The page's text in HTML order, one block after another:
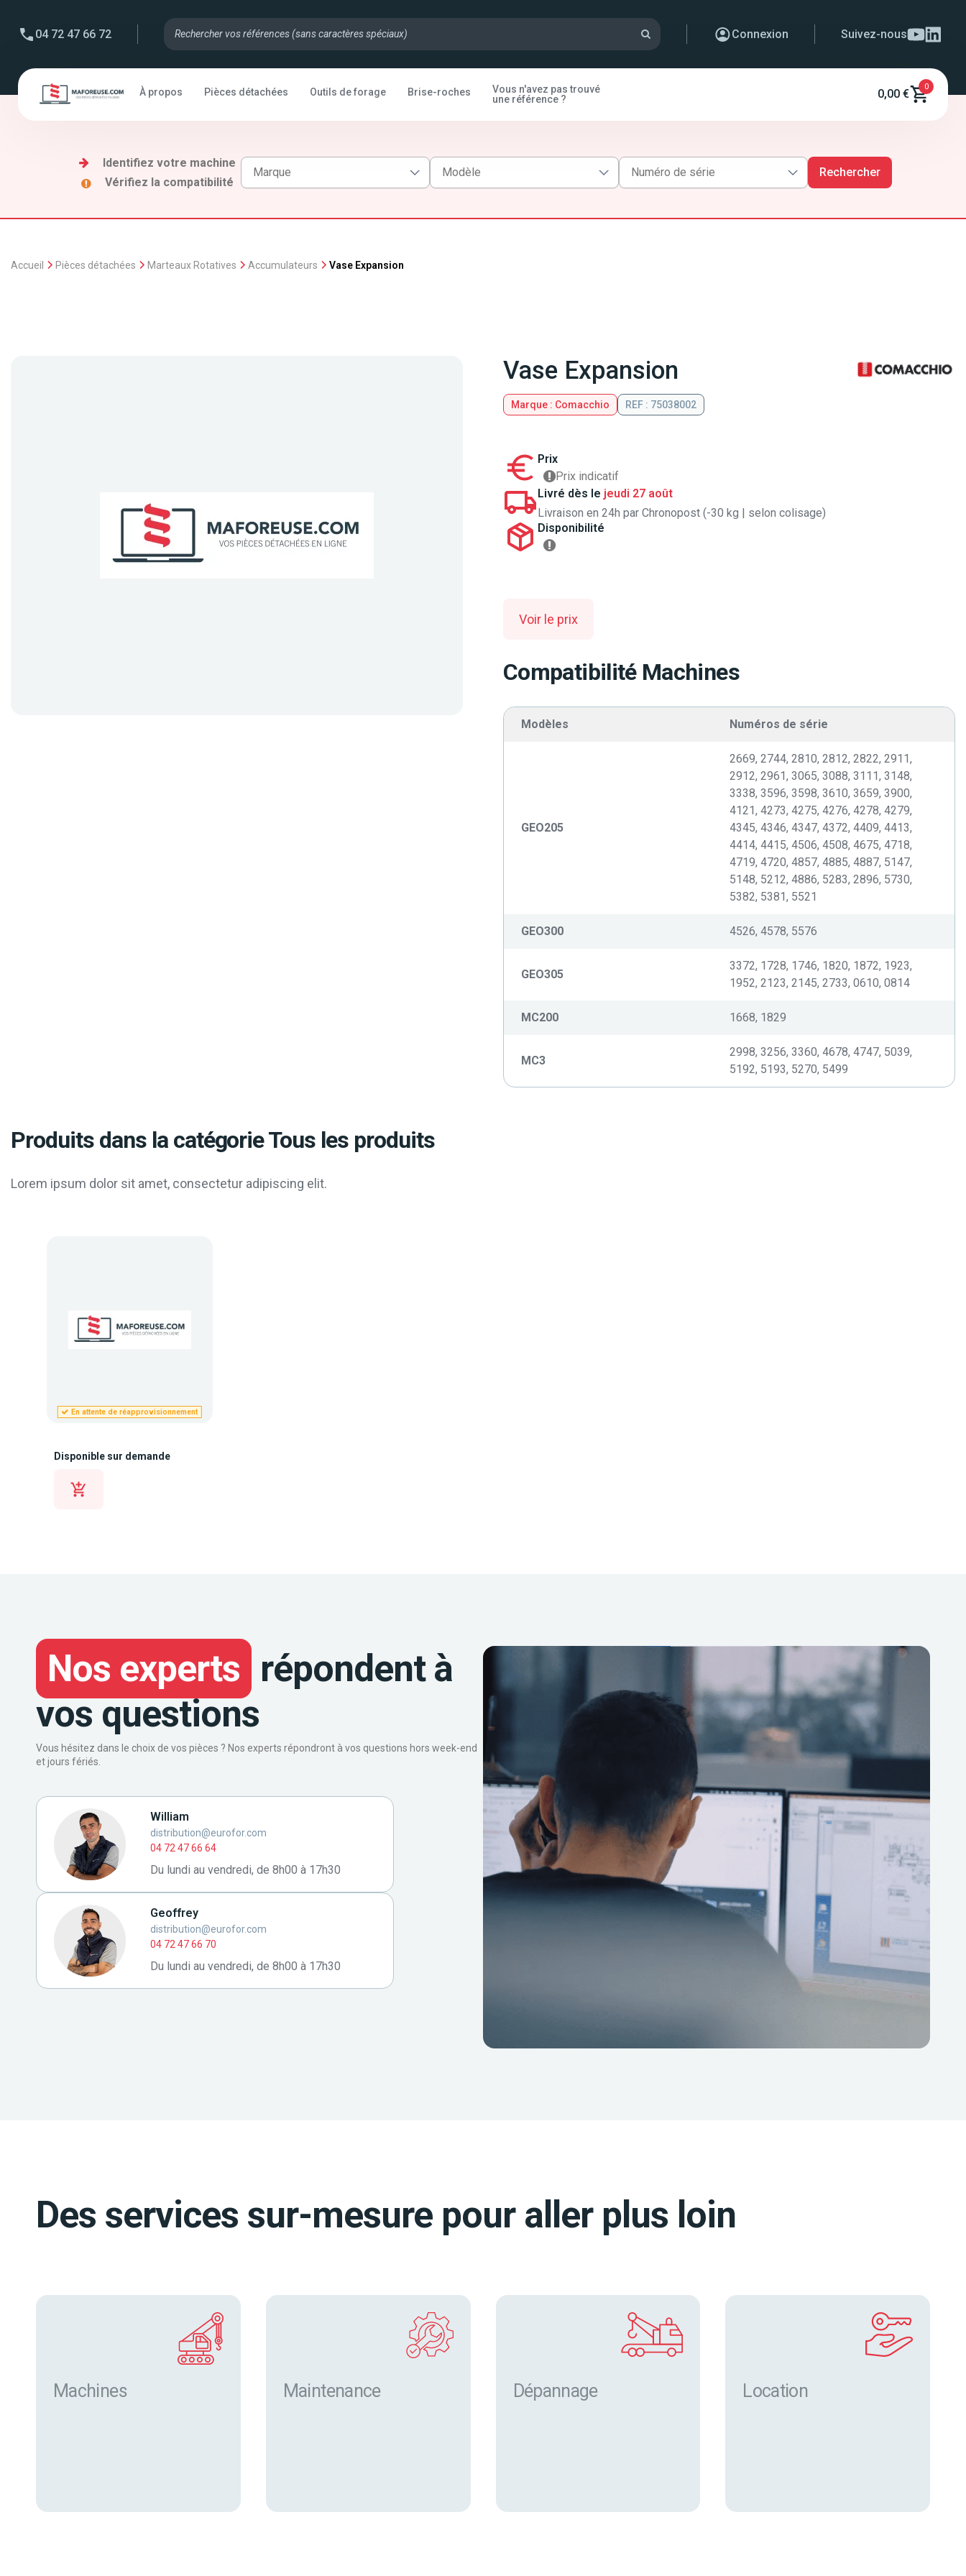
04 72 47 66 72 Connexion Suivez-nous
À propos Pièces détachées Outils de forage Brise-roches
Vous n'avez pas trouvé
une référence ?
0,00 €
0
Identifiez votre machine
Vérifiez la compatibilité
Rechercher
Accueil Pièces détachées Marteaux Rotatives Accumulateurs Vase Expansion
Vase Expansion
Marque : Comacchio REF : 75038002
Prix
Prix indicatif
Livré dès le jeudi 27 août
Livraison en 24h par Chronopost (-30 kg | selon colisage)
Disponibilité
Voir le prix
Compatibilité Machines
Modèles Numéros de série
GEO205
2669, 2744, 2810, 2812, 2822, 2911,
2912, 2961, 3065, 3088, 3111, 3148,
3338, 3596, 3598, 3610, 3659, 3900,
4121, 4273, 4275, 4276, 4278, 4279,
4345, 4346, 4347, 4372, 4409, 4413,
4414, 4415, 4506, 4508, 4675, 4718,
4719, 4720, 4857, 4885, 4887, 5147,
5148, 5212, 4886, 5283, 2896, 5730,
5382, 5381, 5521
GEO300 4526, 4578, 5576
GEO305
3372, 1728, 1746, 1820, 1872, 1923,
1952, 2123, 2145, 2733, 0610, 0814
MC200 1668, 1829
MC3
2998, 3256, 3360, 4678, 4747, 5039,
5192, 5193, 5270, 5499
Produits dans la catégorie Tous les produits
Lorem ipsum dolor sit amet, consectetur adipiscing elit.
En attente de réapprovisionnement
Disponible sur demande
Nos experts répondent à
vos questions
Vous hésitez dans le choix de vos pièces ? Nos experts répondront à vos questions hors week-end
et jours fériés.
William
distribution@eurofor.com
04 72 47 66 64
Du lundi au vendredi, de 8h00 à 17h30
Geoffrey
distribution@eurofor.com
04 72 47 66 70
Du lundi au vendredi, de 8h00 à 17h30
Des services sur-mesure pour aller plus loin
Machines Maintenance Dépannage Location